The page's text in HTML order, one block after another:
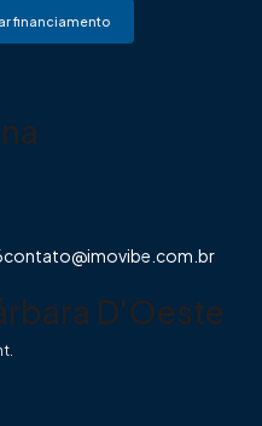
financiamento
contato@imovibe.com.br
D'Oeste